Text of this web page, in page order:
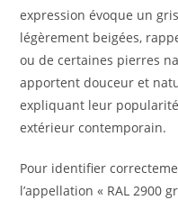
expression évoque un
légèrement beigées,
ou de certaines pierres
apportent douceur et
expliquant leur
extérieur contemporain.
Pour identifier
l’appellation « RAL 2900